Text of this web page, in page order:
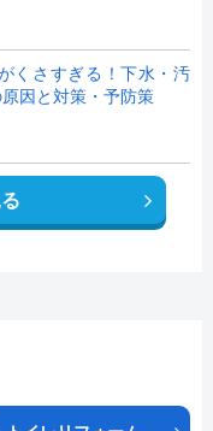
くさすぎる！下水・汚
因と対策・予防策